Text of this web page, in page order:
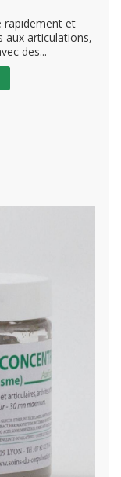
rapidement et
aux articulations,
des...